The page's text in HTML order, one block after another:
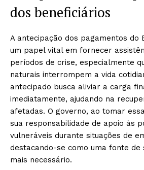
dos beneficiários
A antecipação dos pagamentos do
um papel vital em fornecer
períodos de crise, especialmente
naturais interrompem a vida
antecipado busca aliviar a carga
imediatamente, ajudando na
afetadas. O governo, ao tomar
sua responsabilidade de apoio às
vulneráveis durante situações de
destacando-se como uma fonte de
mais necessário.